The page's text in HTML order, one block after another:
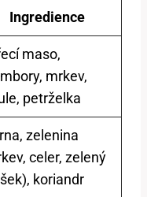
Ingredience
maso,
⁤mrkev,
petrželka
zelenina
​celer, zelený
‌koriandr